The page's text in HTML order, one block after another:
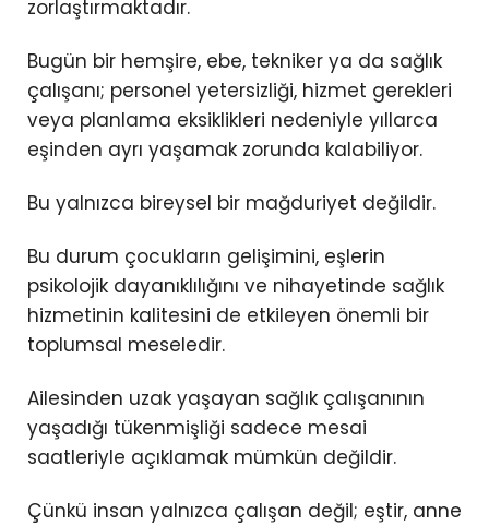
zorlaştırmaktadır.
Bugün bir hemşire, ebe, tekniker ya da sağlık
çalışanı; personel yetersizliği, hizmet gerekleri
veya planlama eksiklikleri nedeniyle yıllarca
eşinden ayrı yaşamak zorunda kalabiliyor.
Bu yalnızca bireysel bir mağduriyet değildir.
Bu durum çocukların gelişimini, eşlerin
psikolojik dayanıklılığını ve nihayetinde sağlık
hizmetinin kalitesini de etkileyen önemli bir
toplumsal meseledir.
Ailesinden uzak yaşayan sağlık çalışanının
yaşadığı tükenmişliği sadece mesai
saatleriyle açıklamak mümkün değildir.
Çünkü insan yalnızca çalışan değil; eştir, anne